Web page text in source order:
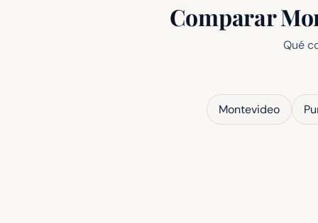
Comparar
Qué
Montevideo